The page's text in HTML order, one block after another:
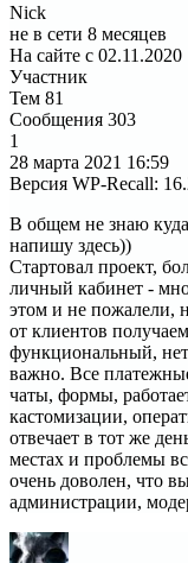
Nick
не в сети 8 месяцев
На сайте с 02.11.2020
Участник
Тем 81
Сообщения 303
1
28 марта 2021 16:59
Версия WP-Recall:
В общем не знаю
напишу здесь))
Стартовал проект,
личный кабинет -
этом и не пожалели,
от клиентов
функциональный,
важно. Все
чаты, формы,
кастомизации,
отвечает в тот же
местах и проблемы
очень доволен, что
администрации,